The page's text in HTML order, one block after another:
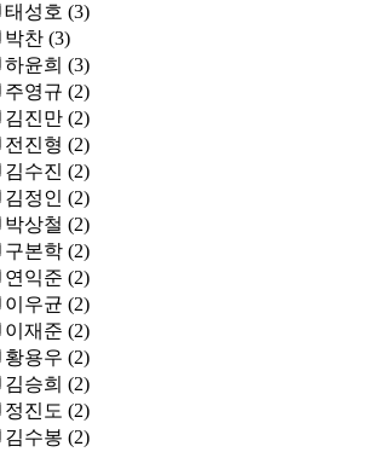
태성호 (3)
박찬 (3)
하윤희 (3)
주영규 (2)
김진만 (2)
전진형 (2)
김수진 (2)
김정인 (2)
박상철 (2)
구본학 (2)
연익준 (2)
이우균 (2)
이재준 (2)
황용우 (2)
김승희 (2)
정진도 (2)
김수봉 (2)